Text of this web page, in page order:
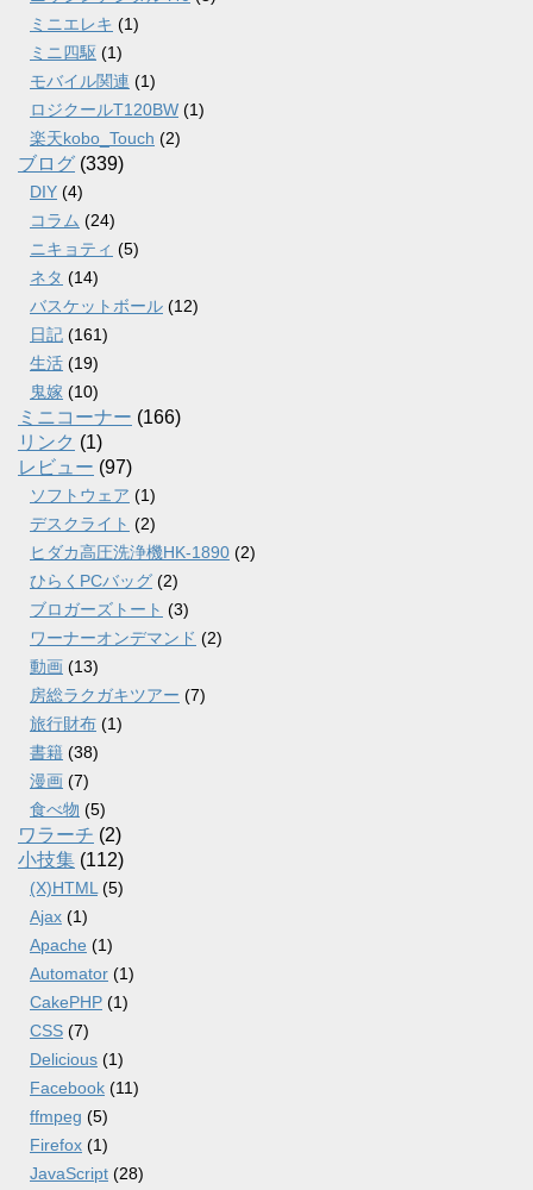
ミニエレキ (1)
ミニ四駆 (1)
モバイル関連 (1)
ロジクールT120BW (1)
楽天kobo_Touch (2)
ブログ (339)
DIY (4)
コラム (24)
ニキョティ (5)
ネタ (14)
バスケットボール (12)
日記 (161)
生活 (19)
鬼嫁 (10)
ミニコーナー (166)
リンク (1)
レビュー (97)
ソフトウェア (1)
デスクライト (2)
ヒダカ高圧洗浄機HK-1890 (2)
ひらくPCバッグ (2)
ブロガーズトート (3)
ワーナーオンデマンド (2)
動画 (13)
房総ラクガキツアー (7)
旅行財布 (1)
書籍 (38)
漫画 (7)
食べ物 (5)
ワラーチ (2)
小技集 (112)
(X)HTML (5)
Ajax (1)
Apache (1)
Automator (1)
CakePHP (1)
CSS (7)
Delicious (1)
Facebook (11)
ffmpeg (5)
Firefox (1)
JavaScript (28)